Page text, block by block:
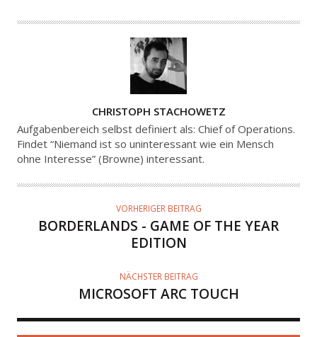
U
T
O
CHRISTOPH STACHOWETZ
Aufgabenbereich selbst definiert als: Chief of Operations.
Findet “Niemand ist so uninteressant wie ein Mensch
ohne Interesse” (Browne) interessant.
VORHERIGER BEITRAG
BORDERLANDS - GAME OF THE YEAR
EDITION
NÄCHSTER BEITRAG
MICROSOFT ARC TOUCH